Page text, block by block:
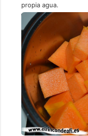
propia agua.